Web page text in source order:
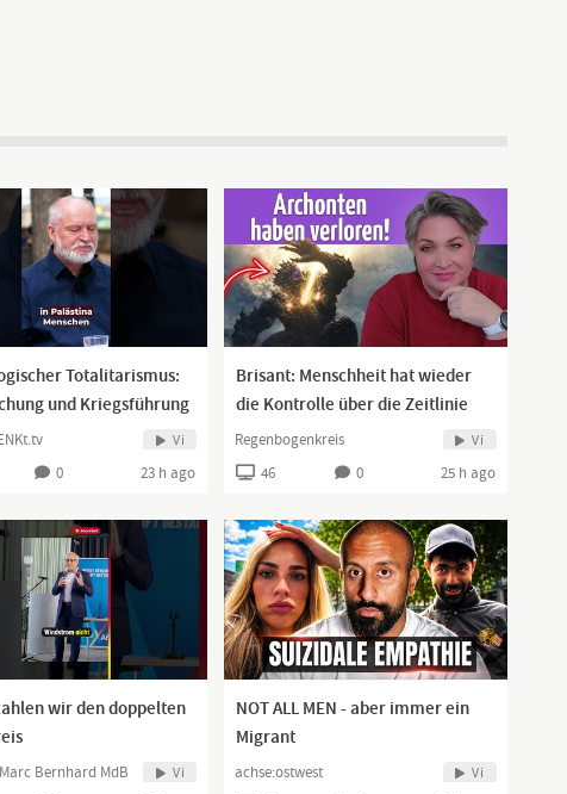
Totalitarismus:
und Kriegsführung
Vi
0 23 h ago
Brisant: Menschheit hat wieder
die Kontrolle über die Zeitlinie
(Kerry K.)
Regenbogenkreis Vi
46 0 25 h ago
wir den doppelten
Bernhard MdB Vi
NOT ALL MEN - aber immer ein
Migrant
achse:ostwest Vi